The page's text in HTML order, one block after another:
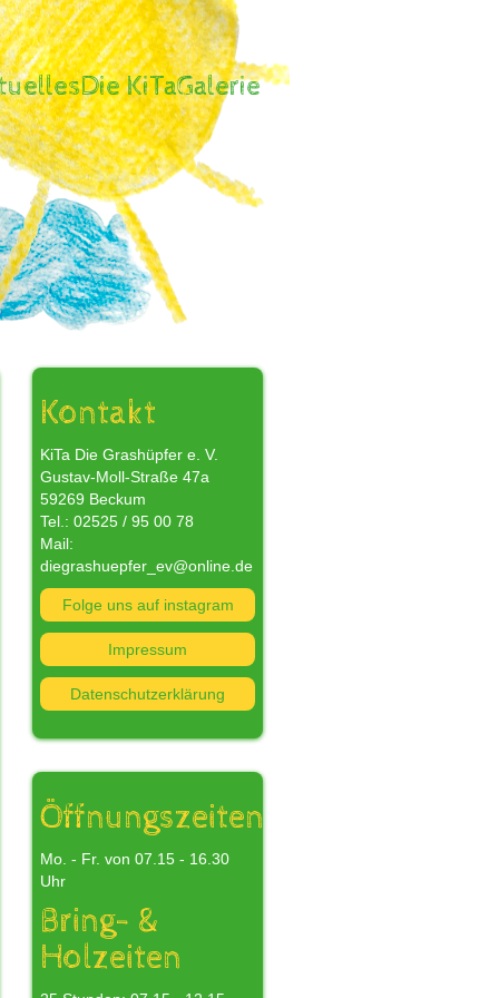
Die KiTaGalerie
Kontakt
KiTa Die Grashüpfer e. V.
Gustav-Moll-Straße 47a
59269 Beckum
Tel.: 02525 / 95 00 78
Mail:
diegrashuepfer_ev@online.de
Folge uns auf instagram
Impressum
Datenschutzerklärung
Öffnungszeiten
Mo. - Fr. von 07.15 - 16.30
Uhr
Bring- &
Holzeiten